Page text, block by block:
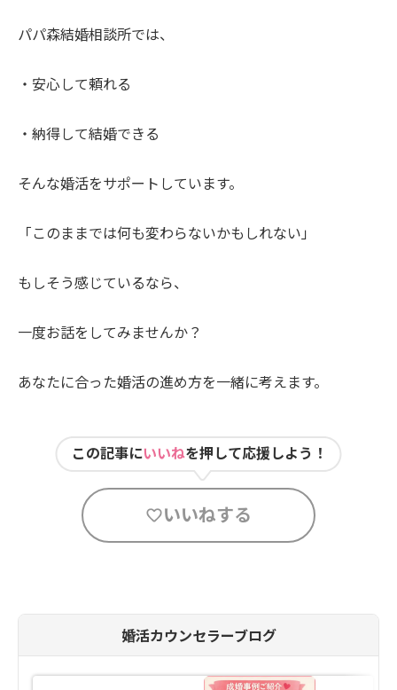
パパ森結婚相談所では、
・安心して頼れる
・納得して結婚できる
そんな婚活をサポートしています。
「このままでは何も変わらないかもしれない」
もしそう感じているなら、
一度お話をしてみませんか？
あなたに合った婚活の進め方を一緒に考えます。
この記事にいいねを押して応援しよう！
いいねする
婚活カウンセラーブログ